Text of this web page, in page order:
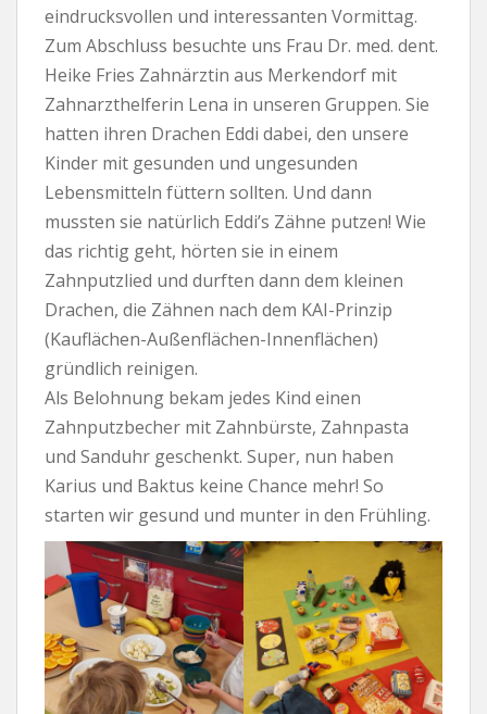
eindrucksvollen und interessanten Vormittag.
Zum Abschluss besuchte uns Frau Dr. med. dent.
Heike Fries Zahnärztin aus Merkendorf mit
Zahnarzthelferin Lena in unseren Gruppen. Sie
hatten ihren Drachen Eddi dabei, den unsere
Kinder mit gesunden und ungesunden
Lebensmitteln füttern sollten. Und dann
mussten sie natürlich Eddi’s Zähne putzen! Wie
das richtig geht, hörten sie in einem
Zahnputzlied und durften dann dem kleinen
Drachen, die Zähnen nach dem KAI-Prinzip
(Kauflächen-Außenflächen-Innenflächen)
gründlich reinigen.
Als Belohnung bekam jedes Kind einen
Zahnputzbecher mit Zahnbürste, Zahnpasta
und Sanduhr geschenkt. Super, nun haben
Karius und Baktus keine Chance mehr! So
starten wir gesund und munter in den Frühling.